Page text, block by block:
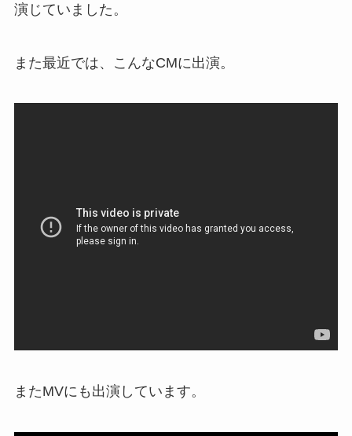
演じていました。
また最近では、こんなCMに出演。
またMVにも出演しています。